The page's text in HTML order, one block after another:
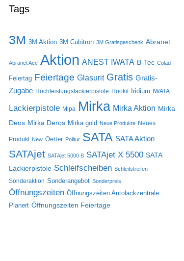
Tags
3M 3M Aktion 3M Cubitron 3M Gratisgeschenk Abranet
Abranet Ace Aktion ANEST IWATA B-Tec Colad
Feiertag Feiertage Glasurit Gratis Gratis-
Zugabe Hochleistungslackierpistole Hookit Iridium IWATA
Lackierpistole Mipa Mirka Mirka Aktion Mirka
Deos Mirka Deros Mirka gold Neue Produkte Neues
Produkt New Oetter Politur SATA SATA Aktion
SATAjet SATAjet 5000 B SATAjet X 5500 SATA
Lackierpistole Schleifscheiben Schleifstreifen
Sonderaktion Sonderangebot Sonderpreis
Öffnungszeiten Öffnungszeiten Autolackzentrale
Planert Öffnungszeiten Feiertage